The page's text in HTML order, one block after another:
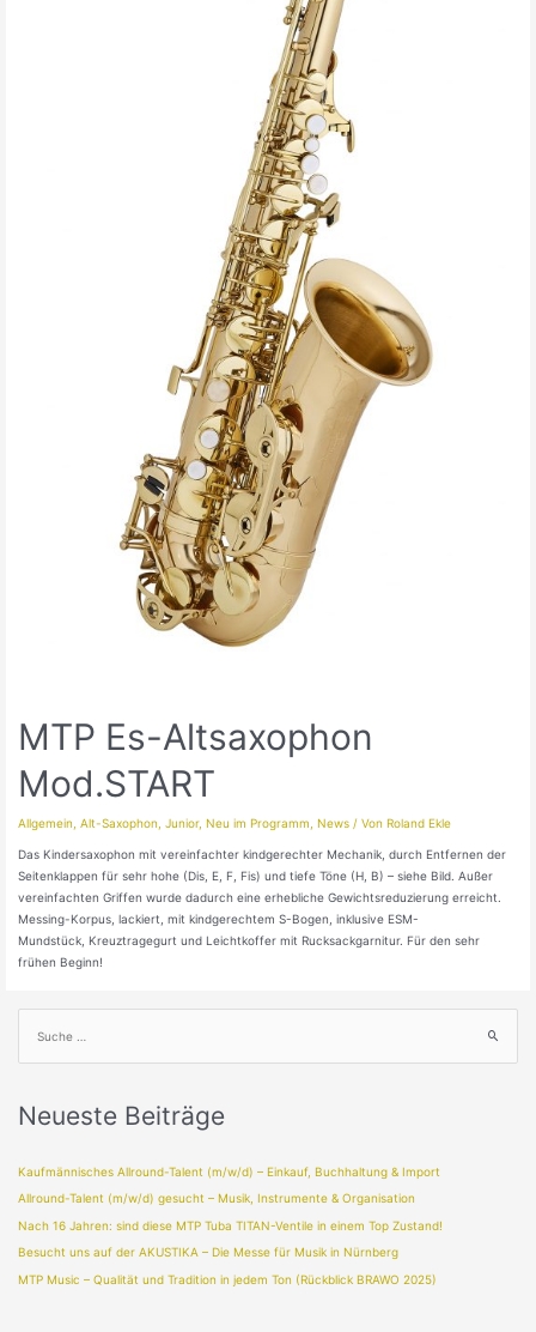
MTP Es-Altsaxophon
Mod.START
Allgemein ,Alt-Saxophon ,Junior,Neu im Programm ,News / VonRoland Ekle
Das Kindersaxophon mit vereinfachter kindgerechter Mechanik, durch Entfernen der
Seitenklappen für sehr hohe (Dis, E, F, Fis) und tiefe Töne (H, B) – siehe Bild. Außer
vereinfachten Griffen wurde dadurch eine erhebliche Gewichtsreduzierung erreicht.
Messing-Korpus, lackiert, mit kindgerechtem S-Bogen, inklusive ESM-
Mundstück, Kreuztragegurt und Leichtkoffer mit Rucksackgarnitur. Für den sehr
frühen Beginn!
Neueste Beiträge
Kaufmännisches Allround-Talent (m/w/d) – Einkauf, Buchhaltung & Import
Allround-Talent (m/w/d) gesucht – Musik, Instrumente & Organisation
Nach 16 Jahren: sind diese MTP Tuba TITAN-Ventile in einem Top Zustand!
Besucht uns auf der AKUSTIKA – Die Messe für Musik in Nürnberg
MTP Music – Qualität und Tradition in jedem Ton (Rückblick BRAWO 2025)